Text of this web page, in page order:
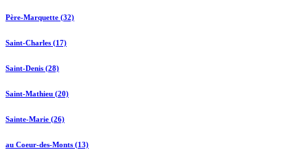
Père-Marquette (32)
Saint-Charles (17)
Saint-Denis (28)
Saint-Mathieu (20)
Sainte-Marie (26)
au Coeur-des-Monts (13)